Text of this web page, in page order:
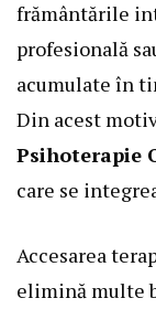
frământările
profesională
acumulate în
Din acest
Psihoterapie
care se
Accesarea
elimină multe